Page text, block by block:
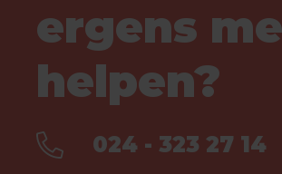
ergens
helpen?
024 - 323 27 14